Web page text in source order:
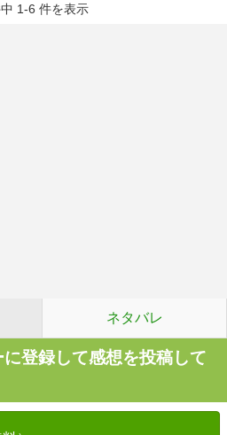
1-6 件を表示
ネタバレ
登録して感想を投稿して